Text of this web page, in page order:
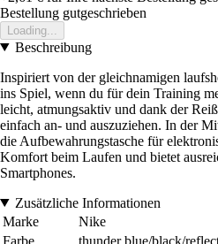
Bestellung gutgeschrieben
Loading...
Beschreibung
Inspiriert von der gleichnamigen
ins Spiel, wenn du für dein Training
leicht, atmungsaktiv und dank der
einfach an- und auszuziehen. In der
die Aufbewahrungstasche für
Komfort beim Laufen und bietet
Smartphones.
Zusätzliche Informationen
Marke
Nike
Farbe
thunder blue/black/